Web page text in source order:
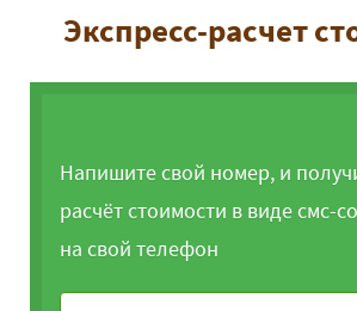
Экспресс-расчет
Напишите свой номер, и
расчёт стоимости в виде смс-
на свой телефон